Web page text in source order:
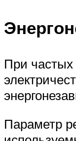
При
Параметр